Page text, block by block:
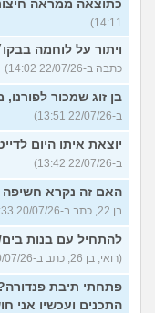
כתוצאה ממראה
14:11)
ויתור על לוחמה
כתבה ב-22/07/26 14:02)
בן זוג שמכור
ב-22/07/26 13:51)
יוצאת איתו היום
ב-22/07/26 13:42)
האם זה נקרא חשיפה
בן 22, כתב ב-20/07/26 17:33)
להתחיל עם בנות
(רואי, בן 26, כתב ב-20/07/26 17:22)
פתחתי תיבת
התכנים ועכשיו אני